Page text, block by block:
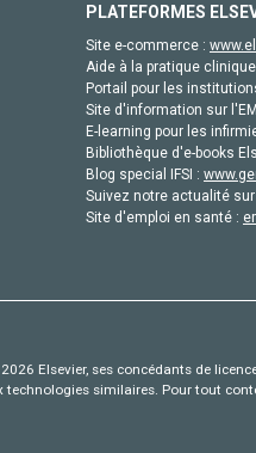
PLATEFORMES
Site e-commerce :
Aide à la pratique
Portail pour les
Site d'information sur
E-learning pour les
Bibliothèque d'e-books
Blog special IFSI :
Suivez notre actualité
Site d'emploi en santé :
Elsevier, ses concédants de
similaires. Pour tout